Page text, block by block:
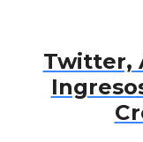
Twitter,